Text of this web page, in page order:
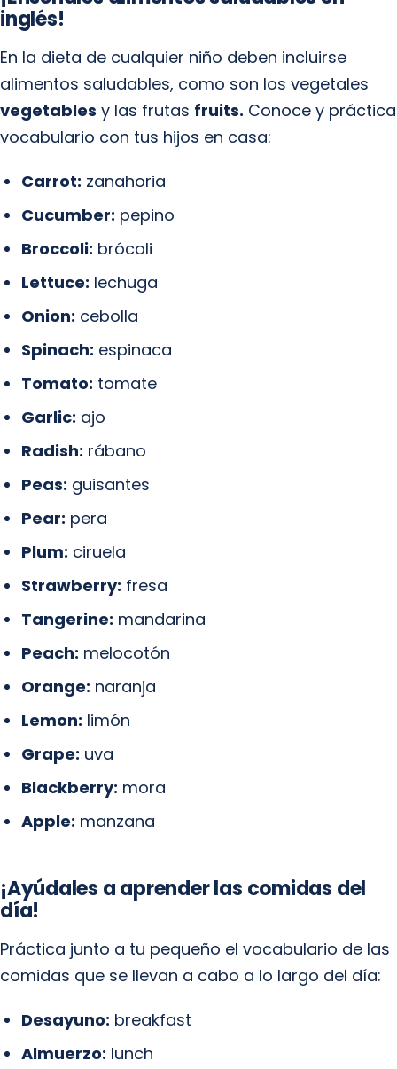
inglés!
En la dieta de cualquier niño deben incluirse
alimentos saludables, como son los vegetales
vegetables y las frutas fruits. Conoce y práctica
vocabulario con tus hijos en casa:
Carrot: zanahoria
Cucumber: pepino
Broccoli: brócoli
Lettuce: lechuga
Onion: cebolla
Spinach: espinaca
Tomato: tomate
Garlic: ajo
Radish: rábano
Peas: guisantes
Pear: pera
Plum: ciruela
Strawberry: fresa
Tangerine: mandarina
Peach: melocotón
Orange: naranja
Lemon: limón
Grape: uva
Blackberry: mora
Apple: manzana
¡Ayúdales a aprender las comidas del
día!
Práctica junto a tu pequeño el vocabulario de las
comidas que se llevan a cabo a lo largo del día:
Desayuno: breakfast
Almuerzo: lunch